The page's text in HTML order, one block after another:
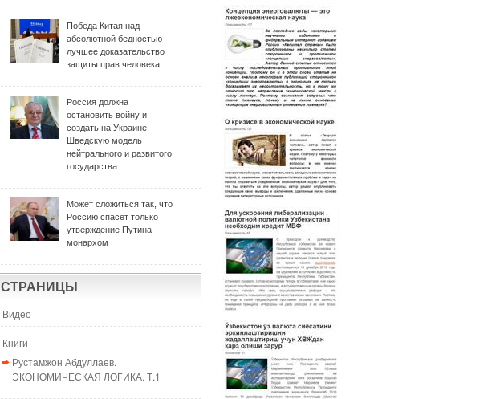
Победа Китая над
абсолютной бедностью –
лучшее доказательство
защиты прав человека
Россия должна
остановить войну и
создать на Украине
Шведскую модель
нейтрального и развитого
государства
Может сложиться так, что
Россию спасет только
утверждение Путина
монархом
СТРАНИЦЫ
Видео
Книги
Рустамжон Абдуллаев.
ЭКОНОМИЧЕСКАЯ ЛОГИКА. Т.1